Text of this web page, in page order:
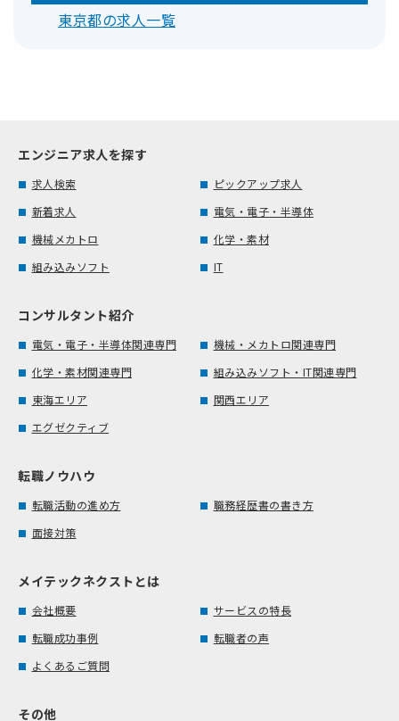
東京都の求人一覧
エンジニア求人を探す
求人検索
ピックアップ求人
新着求人
電気・電子・半導体
機械メカトロ
化学・素材
組み込みソフト
IT
コンサルタント紹介
電気・電子・半導体関連専門
機械・メカトロ関連専門
化学・素材関連専門
組み込みソフト・IT関連専門
東海エリア
関西エリア
エグゼクティブ
転職ノウハウ
転職活動の進め方
職務経歴書の書き方
面接対策
メイテックネクストとは
会社概要
サービスの特長
転職成功事例
転職者の声
よくあるご質問
その他